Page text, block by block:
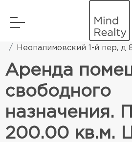
Коммерческая
Неопалимовский 1-й пер, д
Аренда
свободного
назначения.
200.00 кв.м.